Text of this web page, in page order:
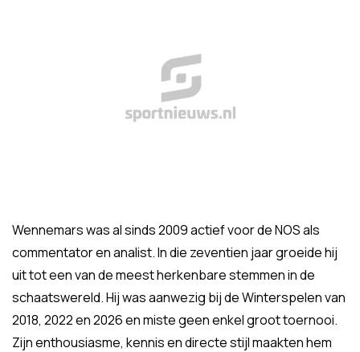
Wennemars was al sinds 2009 actief voor de NOS als
commentator en analist. In die zeventien jaar groeide hij
uit tot een van de meest herkenbare stemmen in de
schaatswereld. Hij was aanwezig bij de Winterspelen van
2018, 2022 en 2026 en miste geen enkel groot toernooi.
Zijn enthousiasme, kennis en directe stijl maakten hem